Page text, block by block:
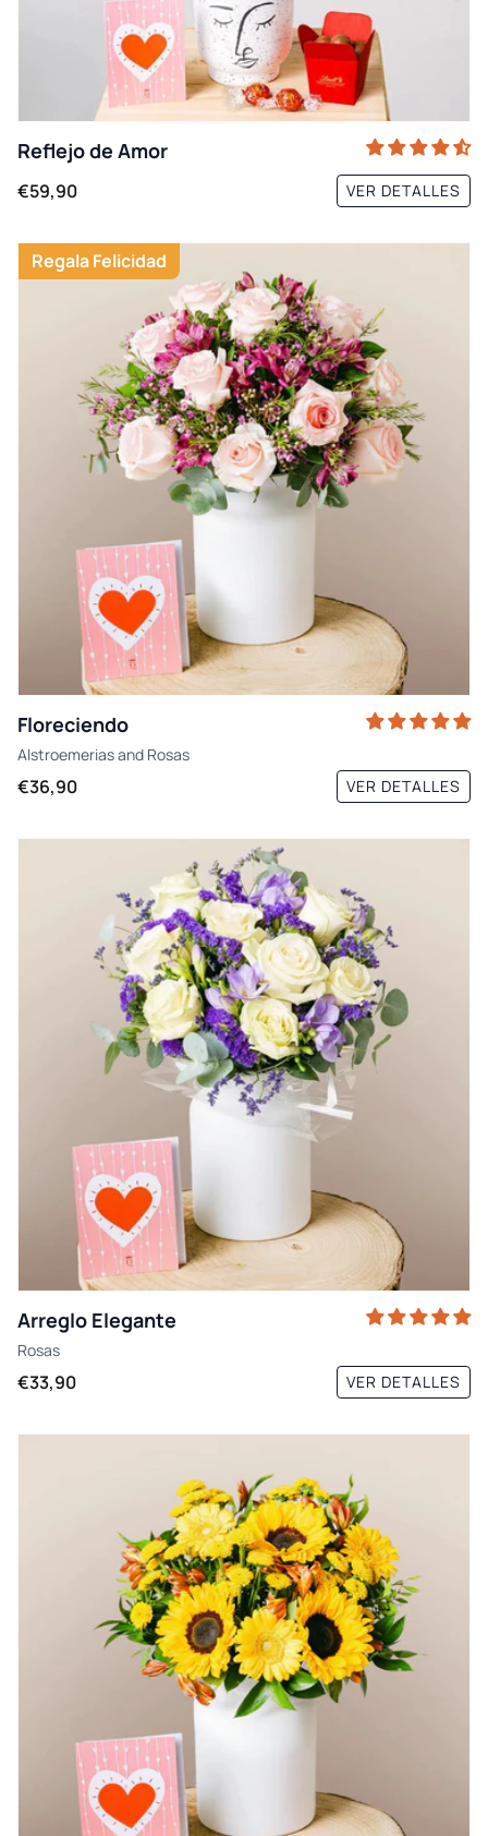
Reflejo de Amor
€59,90 VER DETALLES
Regala Felicidad
Floreciendo
Alstroemeriasand Rosas
€36,90 VER DETALLES
Arreglo Elegante
Rosas
€33,90 VER DETALLES